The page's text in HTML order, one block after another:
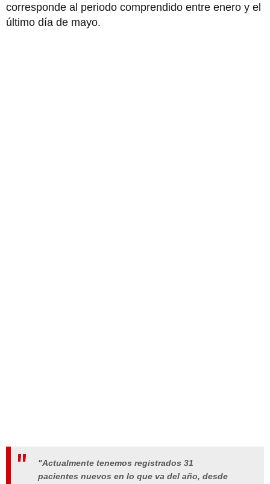
corresponde al periodo comprendido entre enero y el
último día de mayo.
"Actualmente tenemos registrados 31
pacientes nuevos en lo que va del año, desde